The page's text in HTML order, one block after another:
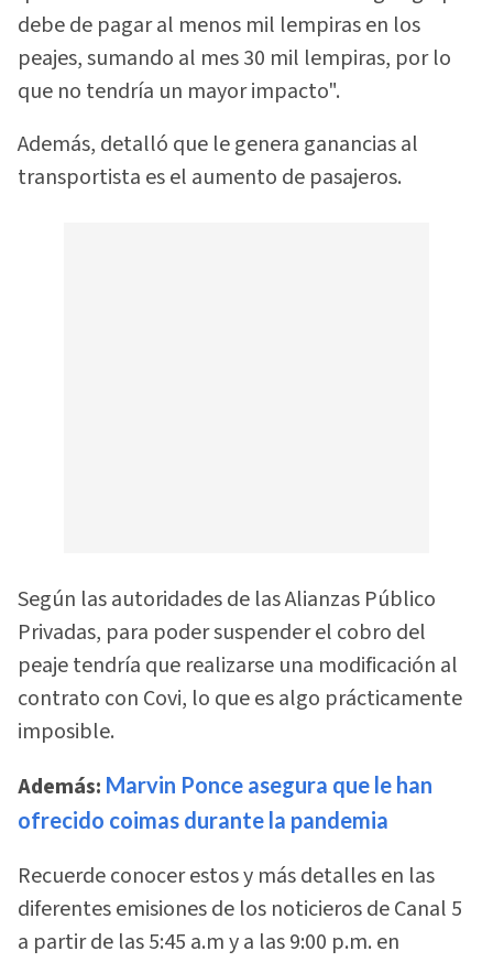
debe de pagar al menos mil lempiras en los
peajes, sumando al mes 30 mil lempiras, por lo
que no tendría un mayor impacto".
Además, detalló que le genera ganancias al
transportista es el aumento de pasajeros.
Según las autoridades de las Alianzas Público
Privadas, para poder suspender el cobro del
peaje tendría que realizarse una modificación al
contrato con Covi, lo que es algo prácticamente
imposible.
Además: Marvin Ponce asegura que le han
ofrecido coimas durante la pandemia
Recuerde conocer estos y más detalles en las
diferentes emisiones de los noticieros de Canal 5
a partir de las 5:45 a.m y a las 9:00 p.m. en